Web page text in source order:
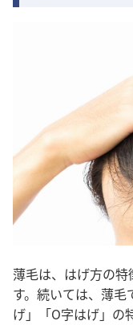
薄毛は、はげ方の
す。続いては、薄
げ」「O字はげ」の